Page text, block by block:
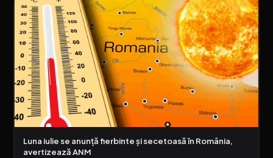
Luna iulie se anunță fierbinte și secetoasă în România,
avertizează ANM